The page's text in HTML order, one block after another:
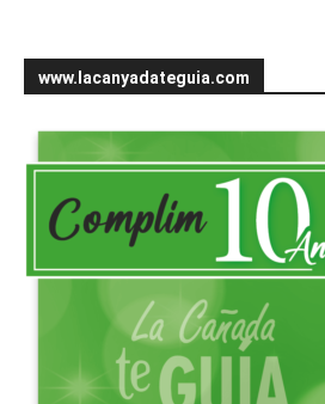
www.lacanyadateguia.com